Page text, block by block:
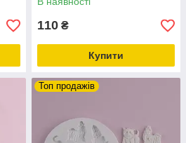
110 ₴
Купити
Топ продажів